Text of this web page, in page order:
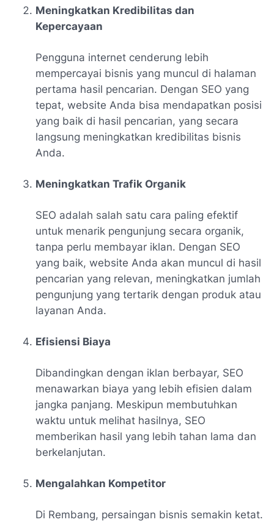
Meningkatkan Kredibilitas dan
Kepercayaan
Pengguna internet cenderung lebih
mempercayai bisnis yang muncul di halaman
pertama hasil pencarian. Dengan SEO yang
tepat, website Anda bisa mendapatkan posisi
yang baik di hasil pencarian, yang secara
langsung meningkatkan kredibilitas bisnis
Anda.
Meningkatkan Trafik Organik
SEO adalah salah satu cara paling efektif
untuk menarik pengunjung secara organik,
tanpa perlu membayar iklan. Dengan SEO
yang baik, website Anda akan muncul di hasil
pencarian yang relevan, meningkatkan jumlah
pengunjung yang tertarik dengan produk atau
layanan Anda.
Efisiensi Biaya
Dibandingkan dengan iklan berbayar, SEO
menawarkan biaya yang lebih efisien dalam
jangka panjang. Meskipun membutuhkan
waktu untuk melihat hasilnya, SEO
memberikan hasil yang lebih tahan lama dan
berkelanjutan.
Mengalahkan Kompetitor
Di Rembang, persaingan bisnis semakin ketat.